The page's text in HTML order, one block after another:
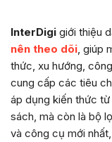
InterDigi giới thiệu
nên theo dõi , giúp
thức, xu hướng,
cung cấp các tiêu
áp dụng kiến thức
sách, mà còn là bộ
và công cụ mới